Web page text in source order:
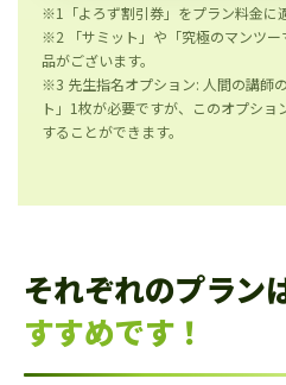
※1「よろず割引券」をプラン料金に
※2 「サミット」や「究極のマンツ
品がございます。
※3 先生指名オプション: 人間の講師
ト」1枚が必要ですが、このオプシ
することができます。
それぞれのプラン
すすめです！